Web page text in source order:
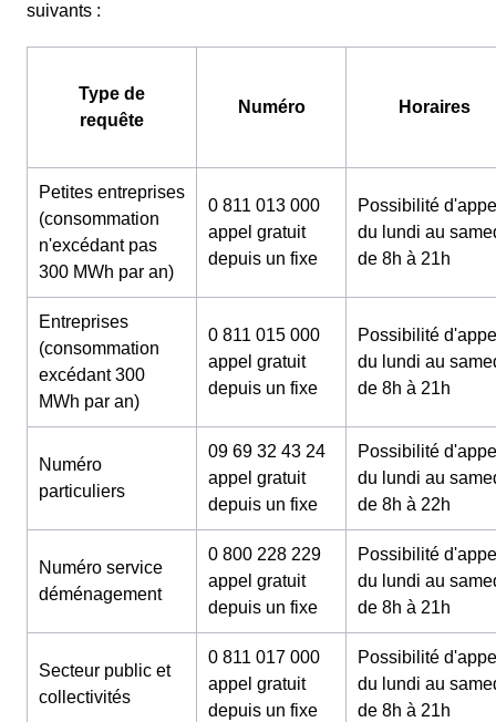
suivants :
Type de
requête
Numéro Horaires
Petites entreprises
(consommation
n'excédant pas
300 MWh par an)
0 811 013 000
appel gratuit
depuis un fixe
Possibilité
du lundi au
de 8h à 21h
Entreprises
(consommation
excédant 300
MWh par an)
0 811 015 000
appel gratuit
depuis un fixe
Possibilité
du lundi au
de 8h à 21h
Numéro
particuliers
09 69 32 43 24
appel gratuit
depuis un fixe
Possibilité
du lundi au
de 8h à 22h
Numéro service
déménagement
0 800 228 229
appel gratuit
depuis un fixe
Possibilité
du lundi au
de 8h à 21h
Secteur public et
collectivités
0 811 017 000
appel gratuit
depuis un fixe
Possibilité
du lundi au
de 8h à 21h